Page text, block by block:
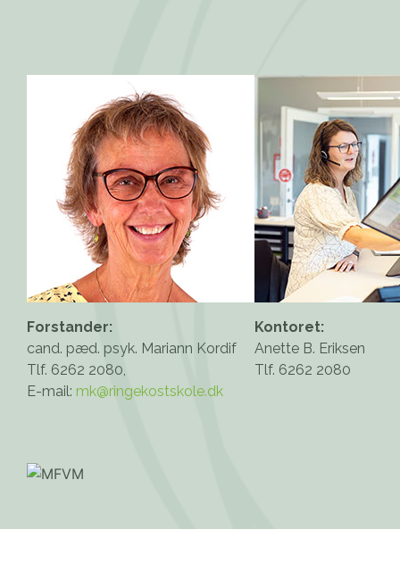
Forstander:
cand. pæd. psyk. Mariann Kordif
Tlf. 6262 2080,
E-mail: mk@ringekostskole.dk
Kontoret:
Anette B. Eriksen
Tlf. 6262 2080